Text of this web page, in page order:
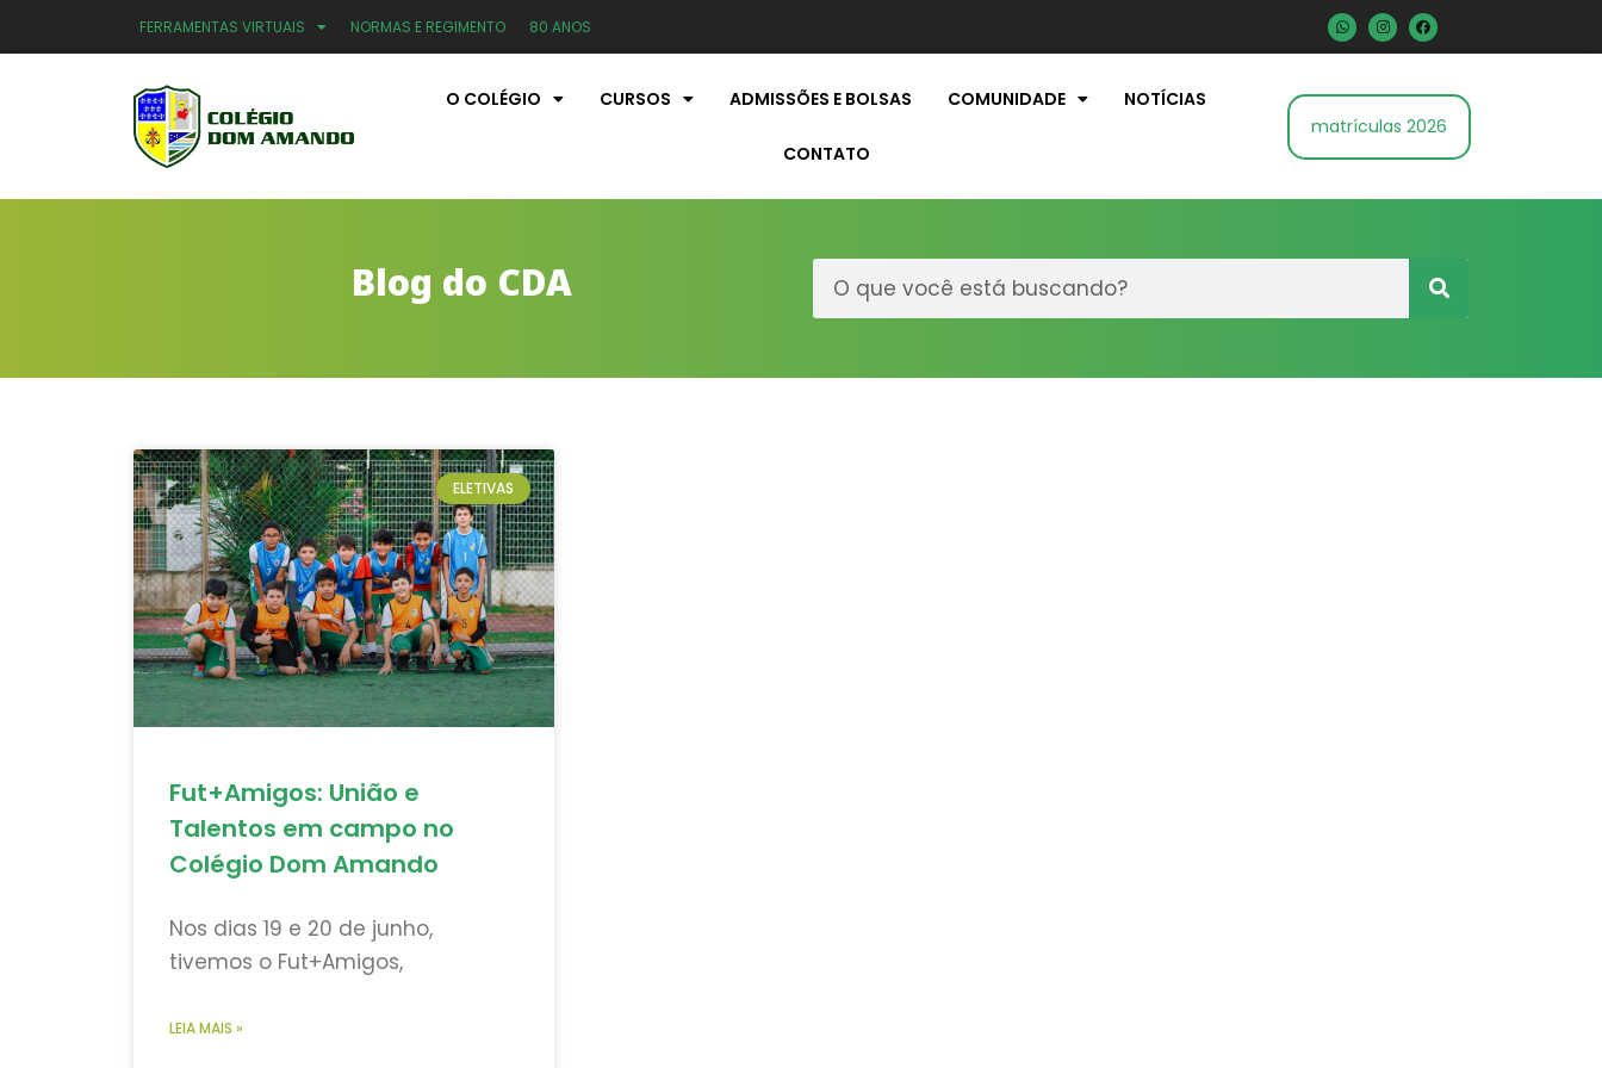
FERRAMENTAS VIRTUAIS NORMAS E REGIMENTO 80 ANOS
O COLÉGIO CURSOS ADMISSÕES E BOLSAS COMUNIDADE NOTÍCIAS
CONTATO
matrículas 2026
Blog do CDA
ELETIVAS
Fut+Amigos: União e
Talentos em campo no
Colégio Dom Amando
Nos dias 19 e 20 de junho,
tivemos o Fut+Amigos,
LEIA MAIS »